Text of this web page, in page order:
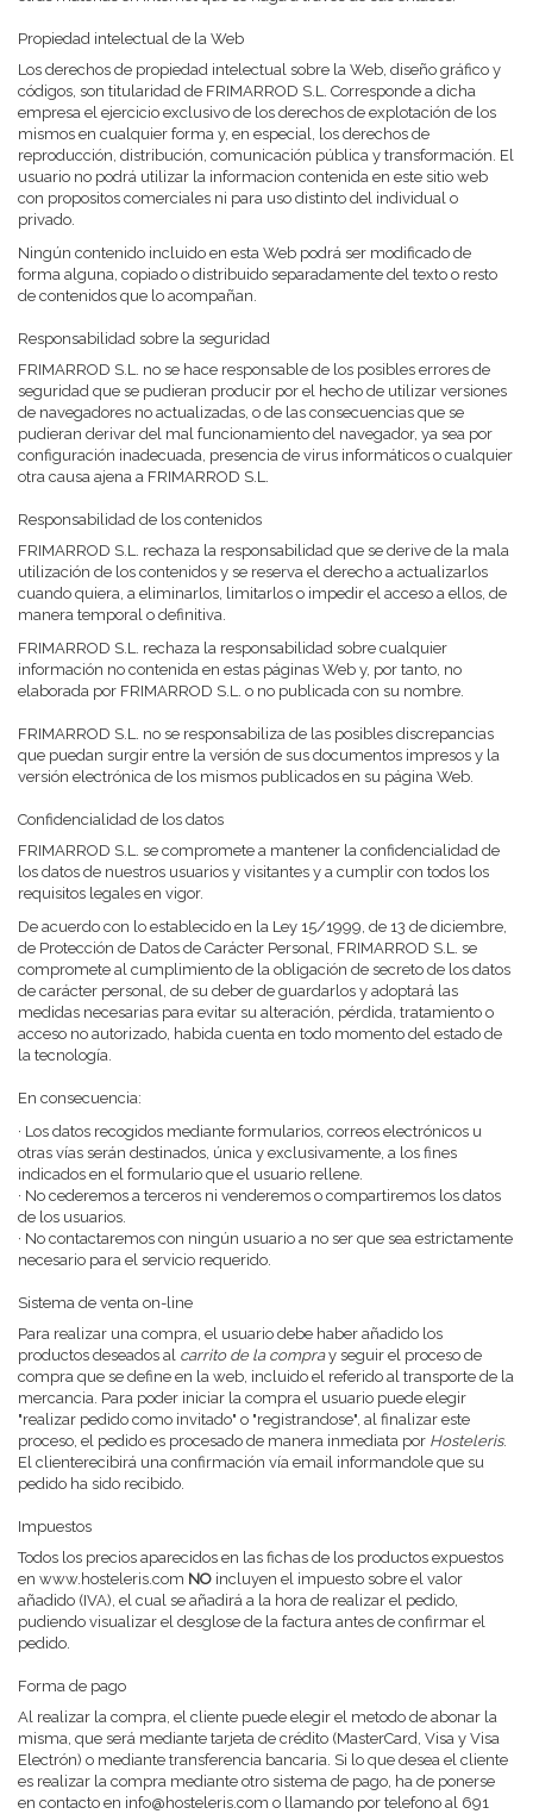
Propiedad intelectual de la Web
Los derechos de propiedad intelectual sobre la Web, diseño gráfico y
códigos, son titularidad de FRIMARROD S.L. Corresponde a dicha
empresa el ejercicio exclusivo de los derechos de explotación de los
mismos en cualquier forma y, en especial, los derechos de
reproducción, distribución, comunicación pública y transformación. El
usuario no podrá utilizar la informacion contenida en este sitio web
con propositos comerciales ni para uso distinto del individual o
privado.
Ningún contenido incluido en esta Web podrá ser modificado de
forma alguna, copiado o distribuido separadamente del texto o resto
de contenidos que lo acompañan.
Responsabilidad sobre la seguridad
FRIMARROD S.L. no se hace responsable de los posibles errores de
seguridad que se pudieran producir por el hecho de utilizar versiones
de navegadores no actualizadas, o de las consecuencias que se
pudieran derivar del mal funcionamiento del navegador, ya sea por
configuración inadecuada, presencia de virus informáticos o cualquier
otra causa ajena a FRIMARROD S.L.
Responsabilidad de los contenidos
FRIMARROD S.L. rechaza la responsabilidad que se derive de la mala
utilización de los contenidos y se reserva el derecho a actualizarlos
cuando quiera, a eliminarlos, limitarlos o impedir el acceso a ellos, de
manera temporal o definitiva.
FRIMARROD S.L. rechaza la responsabilidad sobre cualquier
información no contenida en estas páginas Web y, por tanto, no
elaborada por FRIMARROD S.L. o no publicada con su nombre.
FRIMARROD S.L. no se responsabiliza de las posibles discrepancias
que puedan surgir entre la versión de sus documentos impresos y la
versión electrónica de los mismos publicados en su página Web.
Confidencialidad de los datos
FRIMARROD S.L. se compromete a mantener la confidencialidad de
los datos de nuestros usuarios y visitantes y a cumplir con todos los
requisitos legales en vigor.
De acuerdo con lo establecido en la Ley 15/1999, de 13 de diciembre,
de Protección de Datos de Carácter Personal, FRIMARROD S.L. se
compromete al cumplimiento de la obligación de secreto de los datos
de carácter personal, de su deber de guardarlos y adoptará las
medidas necesarias para evitar su alteración, pérdida, tratamiento o
acceso no autorizado, habida cuenta en todo momento del estado de
la tecnología.
En consecuencia:
· Los datos recogidos mediante formularios, correos electrónicos u
otras vías serán destinados, única y exclusivamente, a los fines
indicados en el formulario que el usuario rellene.
· No cederemos a terceros ni venderemos o compartiremos los datos
de los usuarios.
· No contactaremos con ningún usuario a no ser que sea estrictamente
necesario para el servicio requerido.
Sistema de venta on-line
Para realizar una compra, el usuario debe haber añadido los
productos deseados al carrito de la compray seguir el proceso de
compra que se define en la web, incluido el referido al transporte de la
mercancia. Para poder iniciar la compra el usuario puede elegir
"realizar pedido como invitado" o "registrandose", al finalizar este
proceso, el pedido es procesado de manera inmediata por Hosteleris.
El clienterecibirá una confirmación vía email informandole que su
pedido ha sido recibido.
Impuestos
Todos los precios aparecidos en las fichas de los productos expuestos
en www.hosteleris.com NO incluyen el impuesto sobre el valor
añadido (IVA), el cual se añadirá a la hora de realizar el pedido,
pudiendo visualizar el desglose de la factura antes de confirmar el
pedido.
Forma de pago
Al realizar la compra, el cliente puede elegir el metodo de abonar la
misma, que será mediante tarjeta de crédito (MasterCard, Visa y Visa
Electrón) o mediante transferencia bancaria. Si lo que desea el cliente
es realizar la compra mediante otro sistema de pago, ha de ponerse
en contacto en info@hosteleris.com o llamando por telefono al 691